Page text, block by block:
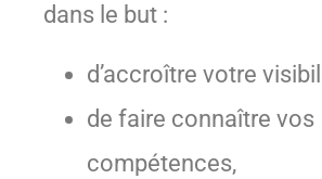
dans le but :
d’accroître votre
de faire connaître vos
compétences,